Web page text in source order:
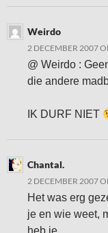
Weirdo
2 DECEMBER 2007
@ Weirdo :
die andere
IK DURF NIET
Chantal.
2 DECEMBER 2007
Het was erg
je en wie weet,
heb je.